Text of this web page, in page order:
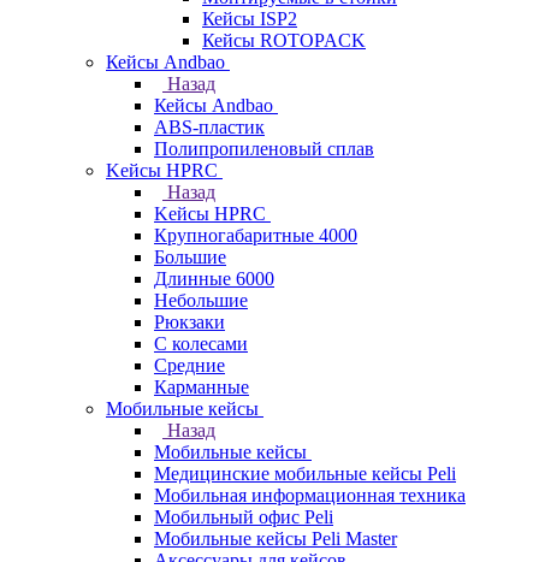
Кейсы ISP2
Кейсы ROTOPACK
Кейсы Andbao
Назад
Кейсы Andbao
ABS-пластик
Полипропиленовый сплав
Kейсы HPRC
Назад
Kейсы HPRC
Крупногабаритные 4000
Большие
Длинные 6000
Небольшие
Рюкзаки
С колесами
Средние
Карманные
Мобильные кейсы
Назад
Мобильные кейсы
Медицинские мобильные кейсы Peli
Мобильная информационная техника
Мобильный офис Peli
Мобильные кейсы Peli Master